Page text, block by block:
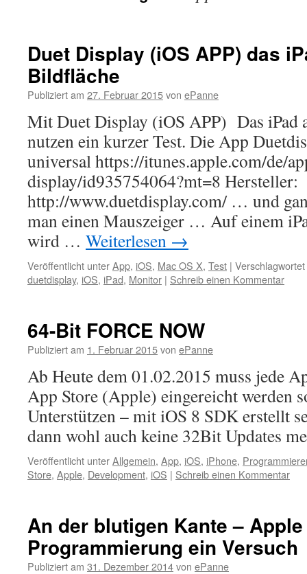
Duet Display (iOS APP) das
Bildfläche
Publiziert am 27. Februar 2015von ePanne
Mit Duet Display (iOS APP) Das iPad
nutzen ein kurzer Test. Die App
universal https://itunes.apple.com/de/
display/id935754064?mt=8 Hersteller:
http://www.duetdisplay.com/ … und
man einen Mauszeiger … Auf einem
wird … Weiterlesen →
Veröffentlicht unterApp, iOS, Mac OS X, Test |
duetdisplay, iOS, iPad, Monitor | Schreib einen Kommentar
64-Bit FORCE NOW
Publiziert am 1. Februar 2015von ePanne
Ab Heute dem 01.02.2015 muss jede
App Store (Apple) eingereicht werden
Unterstützen – mit iOS 8 SDK erstellt
dann wohl auch keine 32Bit Updates
Veröffentlicht unterAllgemein, App, iOS, iPhone,
Store, Apple, Development, iOS | Schreib einen Kommentar
An der blutigen Kante –
Programmierung ein Versuch
Publiziert am 31. Dezember 2014von ePanne